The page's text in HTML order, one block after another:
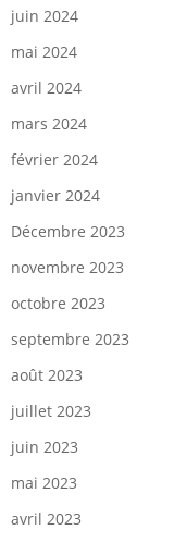
juin 2024
mai 2024
avril 2024
mars 2024
février 2024
janvier 2024
Décembre 2023
novembre 2023
octobre 2023
septembre 2023
août 2023
juillet 2023
juin 2023
mai 2023
avril 2023